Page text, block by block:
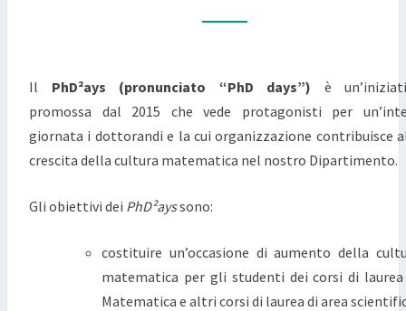
Il PhD²ays (pronunciato “PhD days”) è
promossa dal 2015 che vede protagonisti per
giornata i dottorandi e la cui organizzazione contribuisce
crescita della cultura matematica nel nostro Dipartimento.
Gli obiettivi dei PhD²ayssono:
costituire un’occasione di aumento della
matematica per gli studenti dei corsi di
Matematica e altri corsi di laurea di area